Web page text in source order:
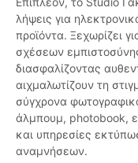
λήψεις για
προϊόντα. Ξεχωρίζει
σχέσεων
διασφαλίζοντας
αιχμαλωτίζουν τη
σύγχρονα
άλμπουμ, photobook,
και υπηρεσίες
αναμνήσεων.